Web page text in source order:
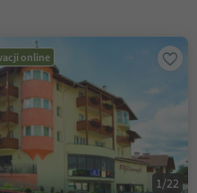
online
1/22